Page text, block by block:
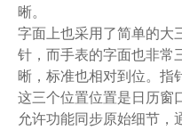
晰。
字面上也采用了简单的大
针，而手表的字面也非常
晰，标准也相对到位。指
这三个位置位置是日历窗
允许功能同步原始细节，